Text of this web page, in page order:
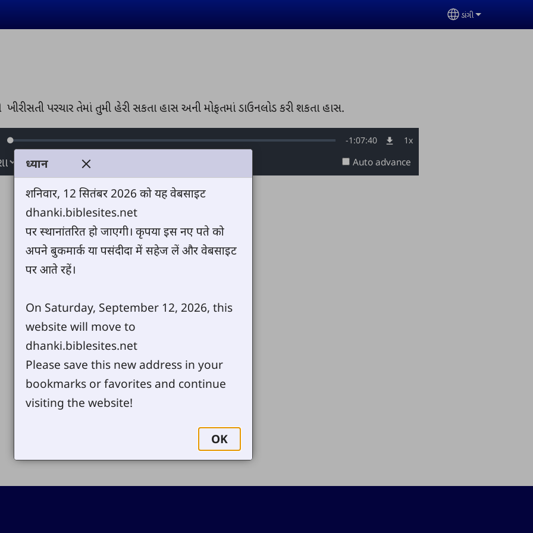
Select your
ડાંગી
પરચાર તેમાં તુમી હેરી સકતા હાસ અની મોફતમાં ડાઉનલોડ કરી શકતા હાસ.
Loaded:
0.02%
Remaining
Time
-1:07:40 1xPlayback
Auto advance
ध्यान
शनिवार, 12 सितंबर 2026 को यह वेबसाइट
dhanki.biblesites.net
पर स्थानांतरित हो जाएगी। कृपया इस नए पते को
अपने बुकमार्क या पसंदीदा में सहेज लें और वेबसाइट
पर आते रहें।
On Saturday, September 12, 2026, this
website will move to
dhanki.biblesites.net
Please save this new address in your
bookmarks or favorites and continue
visiting the website!
OK